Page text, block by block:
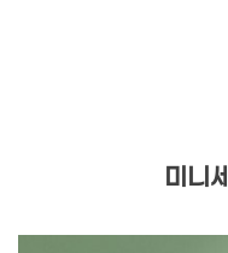
미니